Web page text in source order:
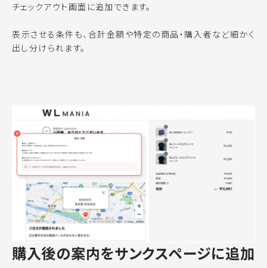
チェックアウト画面に追加できます。
表示させる条件も、合計金額や特定の商品・購入者など細かく
出し分けられます。
購入後の案内をサンクスページに追加